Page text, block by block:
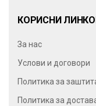
КОРИСНИ
За нас
Услови и договори
Политика за
Политика за